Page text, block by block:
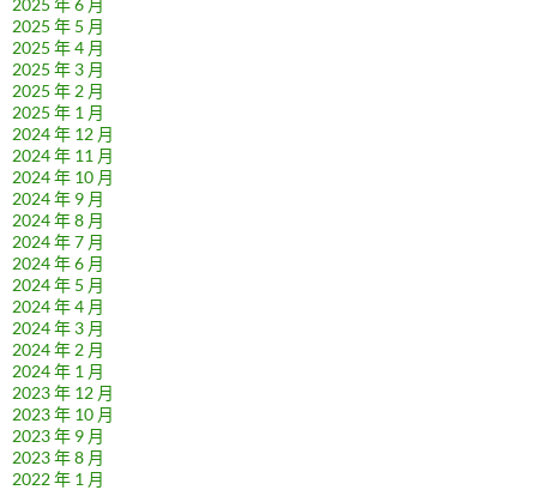
2025 年 6 月
2025 年 5 月
2025 年 4 月
2025 年 3 月
2025 年 2 月
2025 年 1 月
2024 年 12 月
2024 年 11 月
2024 年 10 月
2024 年 9 月
2024 年 8 月
2024 年 7 月
2024 年 6 月
2024 年 5 月
2024 年 4 月
2024 年 3 月
2024 年 2 月
2024 年 1 月
2023 年 12 月
2023 年 10 月
2023 年 9 月
2023 年 8 月
2022 年 1 月